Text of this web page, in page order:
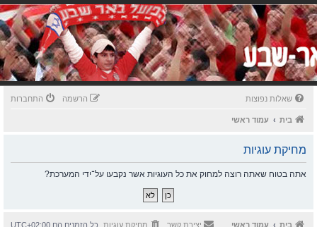
שאלות נפוצות התחברות הרשמה
בית עמוד ראשי
מחיקת עוגיות
אתה בטוח שאתה רוצה למחוק את כל העוגיות אשר נקבעו על־ידי המערכת?
בית עמוד ראשי כל הזמנים הם UTC+02:00 מחיקת עוגיות יצירת קשר